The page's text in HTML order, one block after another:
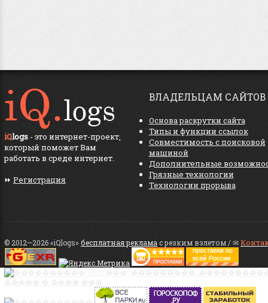
iQlogs - это интернет-проект,
который поможет Вам
работать в среде интернет.
⏩ Регистрация
ВЛАДЕЛЬЦАМ САЙТОВ
Основа раскрутки сайта
Типы и функции ссылок
Совместимость с поисковой
машиной
Дополнительные
Грязные технологии
Технологии прорыва
© 2012—2026 «iQlogs» бесплатная реклама с резким взлетом / ✉